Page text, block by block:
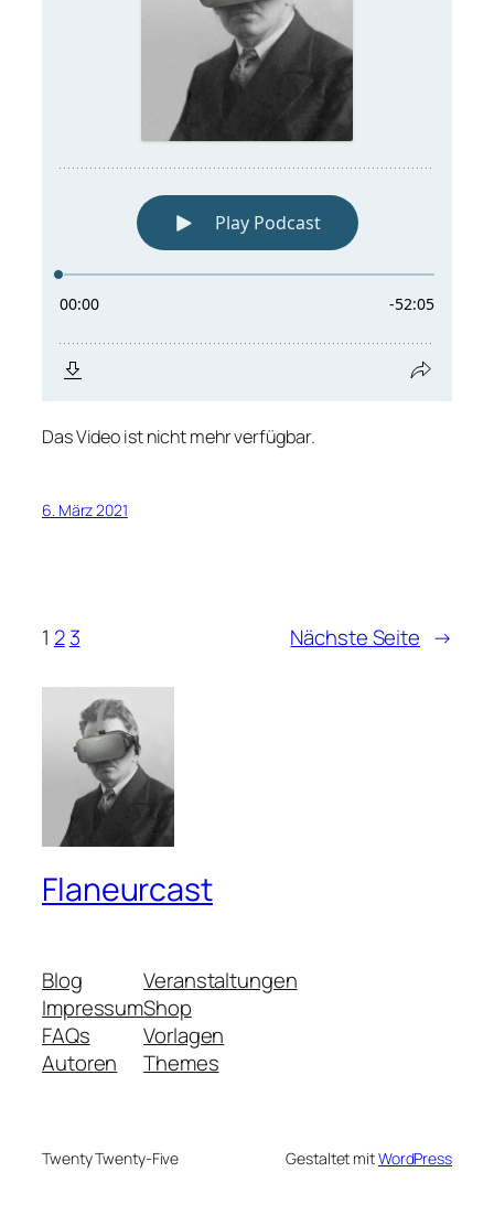
Das Video ist nicht mehr verfügbar.
6. März 2021
1 2 3 Nächste Seite →
Flaneurcast
Blog
Impressum
FAQs
Autoren
Veranstaltungen
Shop
Vorlagen
Themes
Twenty Twenty-Five Gestaltet mitWordPress